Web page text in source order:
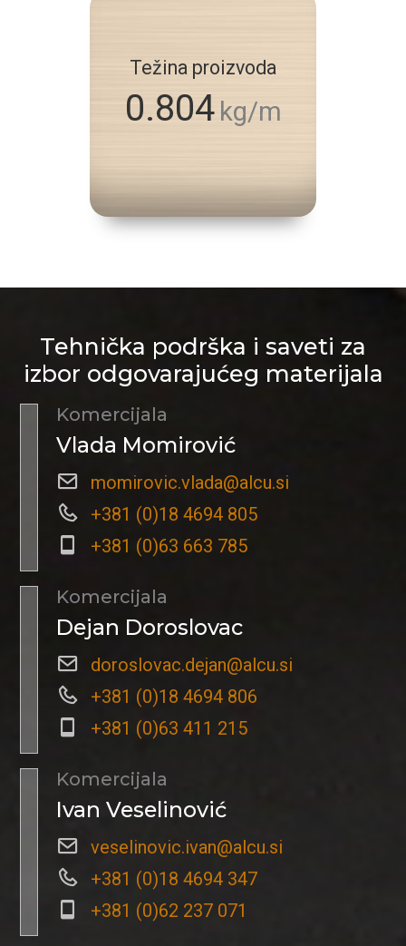
Težina proizvoda
0.804 kg/m
Tehnička podrška i saveti za
izbor odgovarajućeg materijala
Komercijala
Vlada Momirović
momirovic.vlada@alcu.si
+381 (0)18 4694 805
+381 (0)63 663 785
Komercijala
Dejan Doroslovac
doroslovac.dejan@alcu.si
+381 (0)18 4694 806
+381 (0)63 411 215
Komercijala
Ivan Veselinović
veselinovic.ivan@alcu.si
+381 (0)18 4694 347
+381 (0)62 237 071